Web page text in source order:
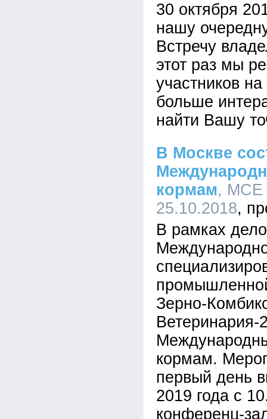
30 октября
нашу
Встречу
этот раз мы
участников
больше
найти Вашу
В Москве
кормам, МСЕ
25.10.2018
В рамках
Зерно-
Ветеринария-
кормам.
первый день
2019 года с
конференц-